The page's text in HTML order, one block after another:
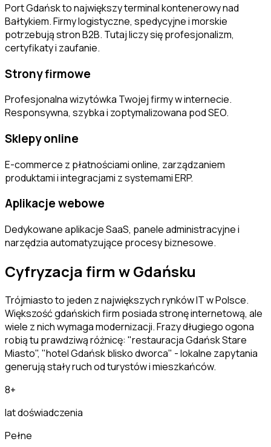
Port Gdańsk to największy terminal kontenerowy nad
Bałtykiem. Firmy logistyczne, spedycyjne i morskie
potrzebują stron B2B. Tutaj liczy się profesjonalizm,
certyfikaty i zaufanie.
Strony firmowe
Profesjonalna wizytówka Twojej firmy w internecie.
Responsywna, szybka i zoptymalizowana pod SEO.
Sklepy online
E-commerce z płatnościami online, zarządzaniem
produktami i integracjami z systemami ERP.
Aplikacje webowe
Dedykowane aplikacje SaaS, panele administracyjne i
narzędzia automatyzujące procesy biznesowe.
Cyfryzacja firm wGdańsku
Trójmiasto to jeden z największych rynków IT w Polsce.
Większość gdańskich firm posiada stronę internetową, ale
wiele z nich wymaga modernizacji. Frazy długiego ogona
robią tu prawdziwą różnicę: "restauracja Gdańsk Stare
Miasto", "hotel Gdańsk blisko dworca" - lokalne zapytania
generują stały ruch od turystów i mieszkańców.
8+
lat doświadczenia
Pełne